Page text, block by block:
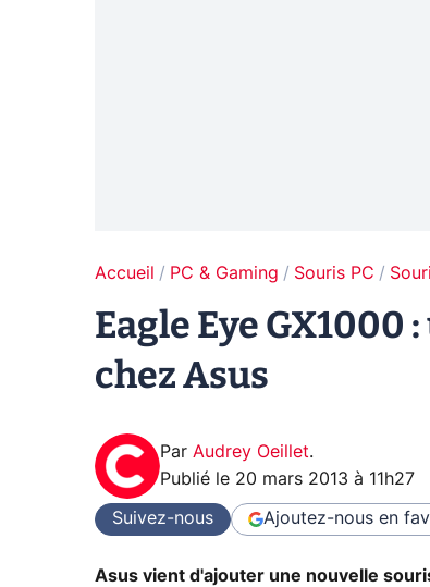
Accueil PC & Gaming Souris PC
Eagle Eye
chez Asus
Par Audrey Oeillet.
Publié le 20 mars 2013 à 11h27
Suivez-nous Ajoutez-nous en
Asus vient d'ajouter une nouvelle